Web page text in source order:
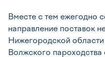
Вместе с тем ежегодно
направление поставок
Нижегородской
Волжского